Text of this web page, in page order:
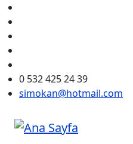
Ana içeriğe atla
0 532 425 24 39
simokan@hotmail.com